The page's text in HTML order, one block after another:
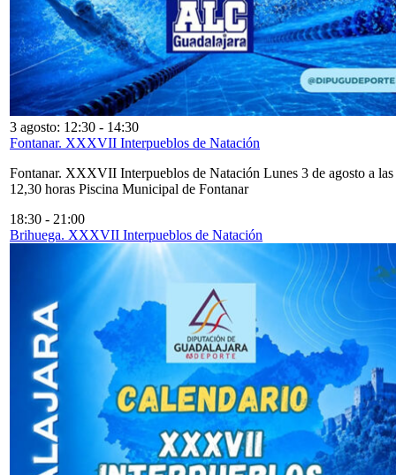
3 agosto: 12:30 - 14:30
Fontanar. XXXVII Interpueblos de Natación
Fontanar. XXXVII Interpueblos de Natación Lunes 3 de agosto a las
12,30 horas Piscina Municipal de Fontanar
18:30 - 21:00
Brihuega. XXXVII Interpueblos de Natación